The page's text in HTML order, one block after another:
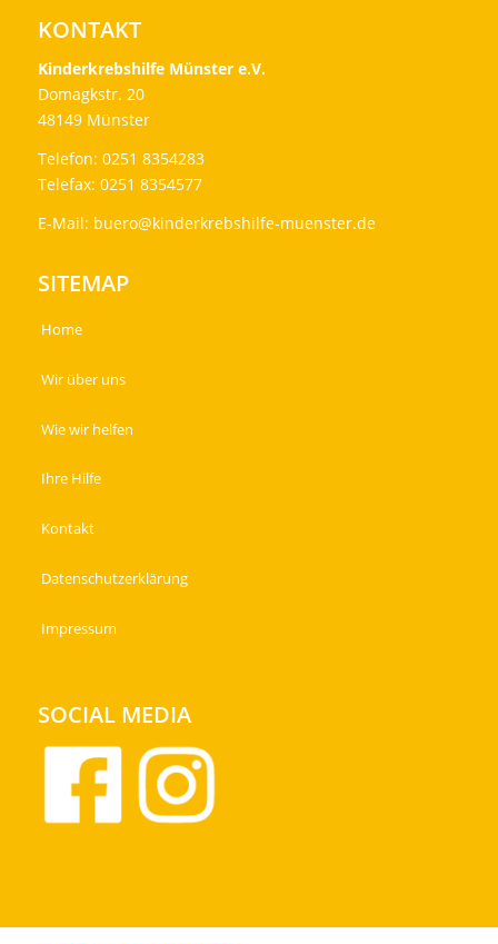
KONTAKT
Kinderkrebshilfe Münster e.V.
Domagkstr. 20
48149 Münster
Telefon: 0251 8354283
Telefax: 0251 8354577
E-Mail: buero@kinderkrebshilfe-muenster.de
SITEMAP
Home
Wir über uns
Wie wir helfen
Ihre Hilfe
Kontakt
Datenschutzerklärung
Impressum
SOCIAL MEDIA